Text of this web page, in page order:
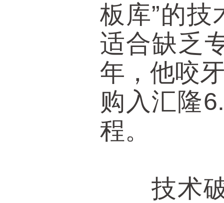
板库”的
适合缺乏
年，他咬
购入汇隆
程。
技术破